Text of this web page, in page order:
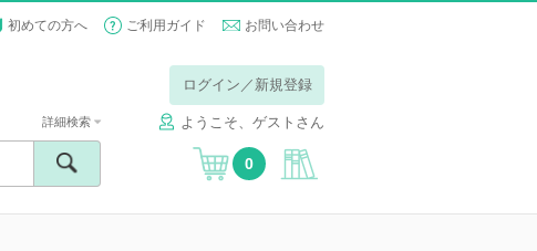
初めての方へ ご利用ガイド お問い合わせ
ログイン／新規登録
ようこそ、ゲストさん
詳細検索
0